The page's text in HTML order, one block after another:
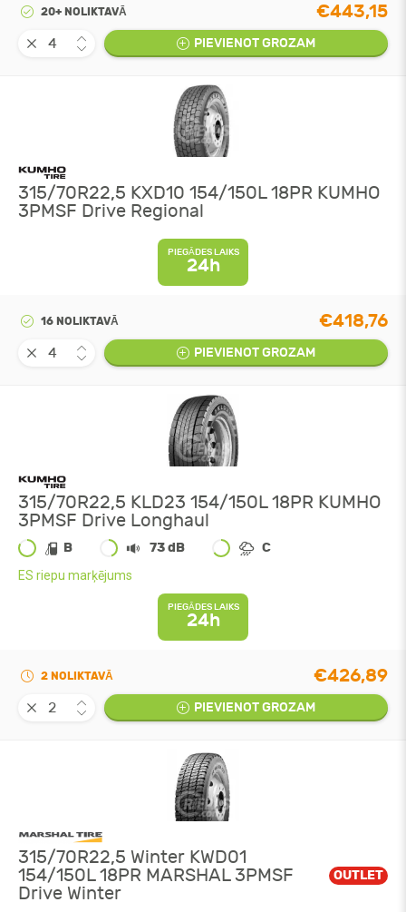
20+ NOLIKTAVĀ €443,15
PIEVIENOT GROZAM
315/70R22,5 KXD10 154/150L 18PR KUMHO
3PMSF Drive Regional
PIEGĀDES LAIKS
24h
16 NOLIKTAVĀ €418,76
PIEVIENOT GROZAM
315/70R22,5 KLD23 154/150L 18PR KUMHO
3PMSF Drive Longhaul
B 73 dB C
ES riepu marķējums
PIEGĀDES LAIKS
24h
2 NOLIKTAVĀ €426,89
PIEVIENOT GROZAM
315/70R22,5 Winter KWD01
154/150L 18PR MARSHAL 3PMSF
Drive Winter
OUTLET